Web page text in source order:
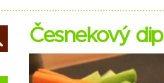
Česnekový dip